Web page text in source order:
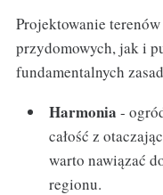
Projektowanie
przydomowych, jak i
fundamentalnych
Harmonia -
całość z
warto nawiązać
regionu.